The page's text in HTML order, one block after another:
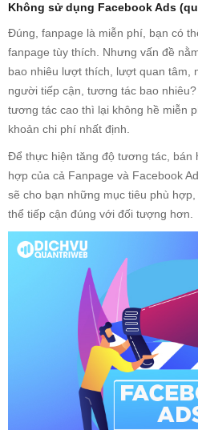
Không sử dụng Facebook Ads
Đúng, fanpage là miễn phí, bạn có
fanpage tùy thích. Nhưng vấn đề
bao nhiêu lượt thích, lượt quan tâm,
người tiếp cận, tương tác bao
tương tác cao thì lại không hề miễn
khoản chi phí nhất định.
Để thực hiện tăng độ tương tác, bán
hợp của cả Fanpage và Facebook
sẽ cho bạn những mục tiêu phù
thể tiếp cận đúng với đối tượng hơn.